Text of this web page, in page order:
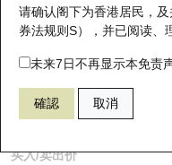
请确认阁下为香港居民，
券法规则S），并已阅读、
未来7日不再显示本免责
確認 取消
表现 街货统计 比较
21830 瑞银认购
$0.012 即时
买入/卖出价
新发行瑞银认股证
即将到期认股证
认股证到期结算价查找
认股证分析仪
比较
牛熊证搜寻
牛熊证街货分布图
正股牛熊证列表
新发行瑞银牛熊证
比较
十大认股证成交分布
十天股证占大市成交
资金流
街货统计
二十大活跃股份
恒指成份股
国指成份股
科指成份股
显示所有持股比重
轮证专栏
讲座及教育短片
认股证投资者教育
牛熊证投资者教育